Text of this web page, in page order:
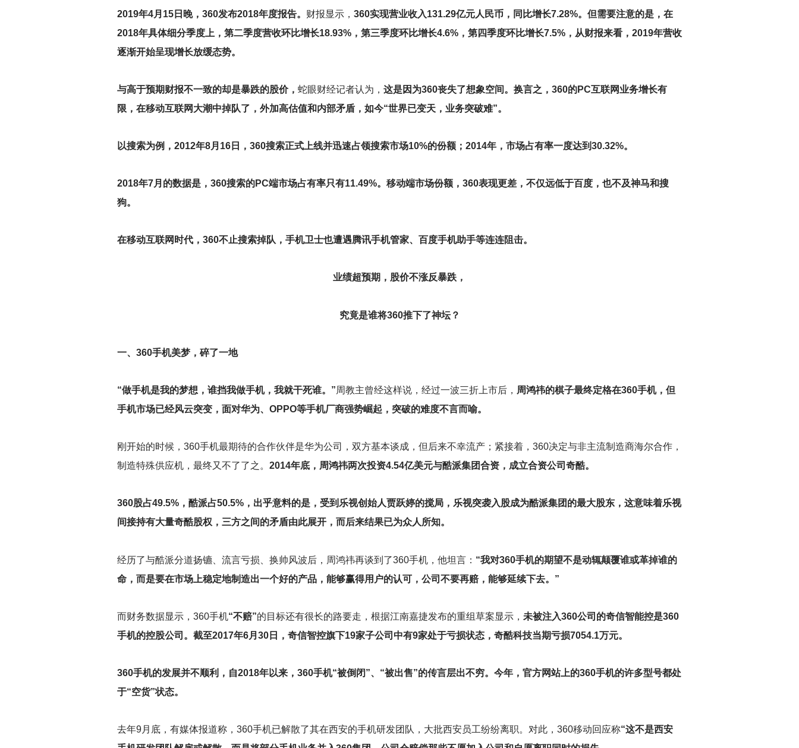
2019年4月15日晚，360发布2018年度报告。 财报显示， 360实现营业收入131.29亿元人民币，同比增长7.28%。但需要注意的是，在
2018年具体细分季度上，第二季度营收环比增长18.93%，第三季度环比增长4.6%，第四季度环比增长7.5%，从财报来看，2019年营收
逐渐开始呈现增长放缓态势。
与高于预期财报不一致的却是暴跌的股价， 蛇眼财经记者认为， 这是因为360丧失了想象空间。换言之，360的PC互联网业务增长有
限，在移动互联网大潮中掉队了，外加高估值和内部矛盾，如今“世界已变天，业务突破难”。
以搜索为例，2012年8月16日，360搜索正式上线并迅速占领搜索市场10%的份额；2014年，市场占有率一度达到30.32%。
2018年7月的数据是，360搜索的PC端市场占有率只有11.49%。移动端市场份额，360表现更差，不仅远低于百度，也不及神马和搜
狗。
在移动互联网时代，360不止搜索掉队，手机卫士也遭遇腾讯手机管家、百度手机助手等连连阻击。
业绩超预期，股价不涨反暴跌，
究竟是谁将360推下了神坛？
一、360手机美梦，碎了一地
“做手机是我的梦想，谁挡我做手机，我就干死谁。”周教主曾经这样说，经过一波三折上市后， 周鸿祎的棋子最终定格在360手机，但
手机市场已经风云突变，面对华为、OPPO等手机厂商强势崛起，突破的难度不言而喻。
刚开始的时候，360手机最期待的合作伙伴是华为公司，双方基本谈成，但后来不幸流产；紧接着，360决定与非主流制造商海尔合作，
制造特殊供应机，最终又不了了之。 2014年底，周鸿祎两次投资4.54亿美元与酷派集团合资，成立合资公司奇酷。
360股占49.5%，酷派占50.5%，出乎意料的是，受到乐视创始人贾跃婷的搅局，乐视突袭入股成为酷派集团的最大股东，这意味着乐视
间接持有大量奇酷股权，三方之间的矛盾由此展开，而后来结果已为众人所知。
经历了与酷派分道扬镳、流言亏损、换帅风波后，周鸿祎再谈到了360手机，他坦言： “我对360手机的期望不是动辄颠覆谁或革掉谁的
命，而是要在市场上稳定地制造出一个好的产品，能够赢得用户的认可，公司不要再赔，能够延续下去。”
而财务数据显示，360手机“不赔”的目标还有很长的路要走，根据江南嘉捷发布的重组草案显示， 未被注入360公司的奇信智能控是360
手机的控股公司。截至2017年6月30日，奇信智控旗下19家子公司中有9家处于亏损状态，奇酷科技当期亏损7054.1万元。
360手机的发展并不顺利，自2018年以来，360手机“被倒闭”、“被出售”的传言层出不穷。今年，官方网站上的360手机的许多型号都处
于“空货”状态。
去年9月底，有媒体报道称，360手机已解散了其在西安的手机研发团队，大批西安员工纷纷离职。对此，360移动回应称“这不是西安